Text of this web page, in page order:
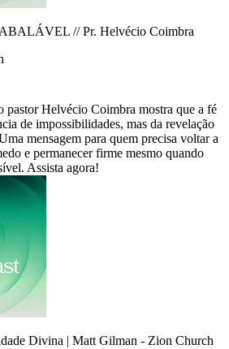
// Pr. Helvécio Coimbra
pastor Helvécio Coimbra mostra que a fé
de impossibilidades, mas da revelação
mensagem para quem precisa voltar a
e permanecer firme mesmo quando
Assista agora!
Divina | Matt Gilman - Zion Church